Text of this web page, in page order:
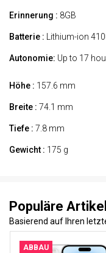
Erinnerung : 8GB
Batterie : Lithium-ion
Autonomie: Up to 17
Höhe : 157.6 mm
Breite : 74.1 mm
Tiefe : 7.8 mm
Gewicht : 175 g
Populäre
Basierend auf Ihren
ABBAU